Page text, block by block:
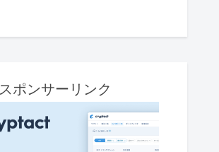
スポンサーリンク